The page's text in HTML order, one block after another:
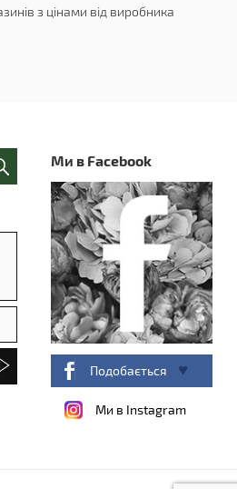
з цінами від виробника
Ми в Facebook
Подобається
Ми в Instagram